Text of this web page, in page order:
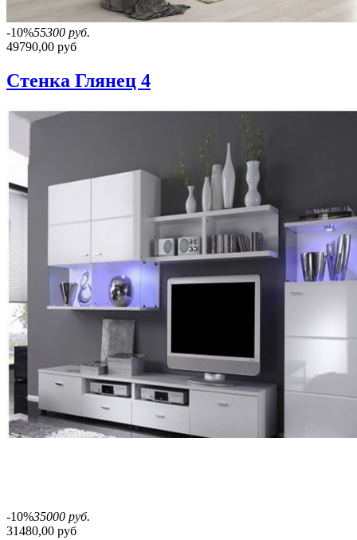
-10%55300 руб.
49790,00 руб
Стенка Глянец 4
-10%35000 руб.
31480,00 руб